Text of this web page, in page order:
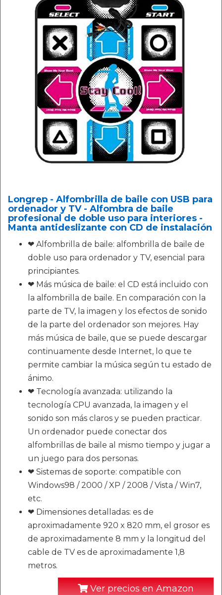
Longrep - Alfombrilla de baile con USB para
ordenador y TV - Alfombra de baile
profesional de doble uso para interiores -
Manta antideslizante con CD de instalación
❤ Alfombrilla de baile: alfombrilla de baile de
doble uso para ordenador y TV, esencial para
principiantes.
❤ Más música de baile: el CD está incluido con
la alfombrilla de baile. En comparación con la
parte de TV, la imagen y los efectos de sonido
de la parte del ordenador son mejores. Hay
más música de baile, que se puede descargar
continuamente desde Internet, lo que te
permite cambiar la música según tu estado de
ánimo.
❤ Tecnología avanzada: utilizando la
tecnología CPU avanzada, la imagen y el
sonido son más claros y se pueden practicar.
Un ordenador puede conectar dos
alfombrillas de baile al mismo tiempo y jugar a
un juego para dos personas.
❤ Sistemas de soporte: compatible con
Windows98 / 2000 / XP / 2008 / Vista / Win7,
etc.
❤ Dimensiones detalladas: es de
aproximadamente 920 x 820 mm, el grosor es
de aproximadamente 8 mm y la longitud del
cable de TV es de aproximadamente 1,8
metros.
Ver precios en Amazon